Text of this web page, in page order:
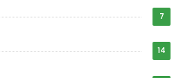
7
14